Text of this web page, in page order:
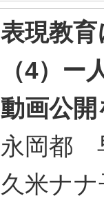
表現教
（4）
動画公
永岡都
久米ナ